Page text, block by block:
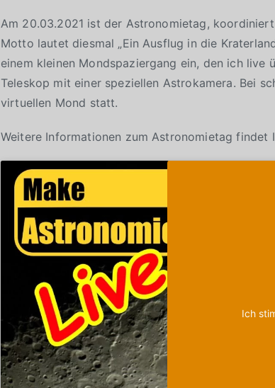
Am 20.03.2021 ist der Astronomietag,
Motto lautet diesmal „Ein Ausflug in die
einem kleinen Mondspaziergang ein, den ich live
Teleskop mit einer speziellen Astrokamera. Bei
virtuellen Mond statt.
Weitere Informationen zum Astronomietag findet
Ich